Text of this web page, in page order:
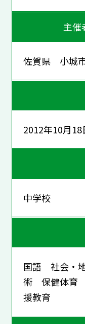
主催
佐賀県 小城
2012年10月18
中学校
国語 社会
術 保健体
援教育